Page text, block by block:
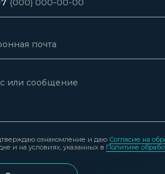
ознакомление и даю Согласие на
и на условиях, указанных в Политике